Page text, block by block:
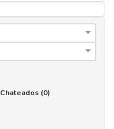
Chateados (0)